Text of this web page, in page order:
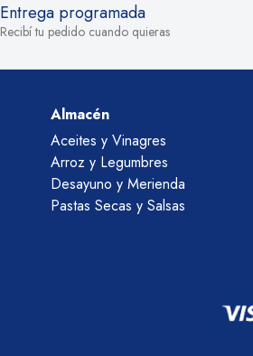
Entrega programada
Recibí tu pedido cuando quieras
Almacén
Aceites y Vinagres
Arroz y Legumbres
Desayuno y Merienda
Pastas Secas y Salsas